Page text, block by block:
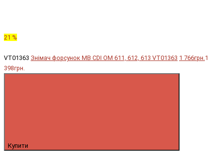
21 %
VT01363 Знімач форсунок MB CDI OM 611, 612, 613 VT01363 1 766грн.1
398грн.
Купити